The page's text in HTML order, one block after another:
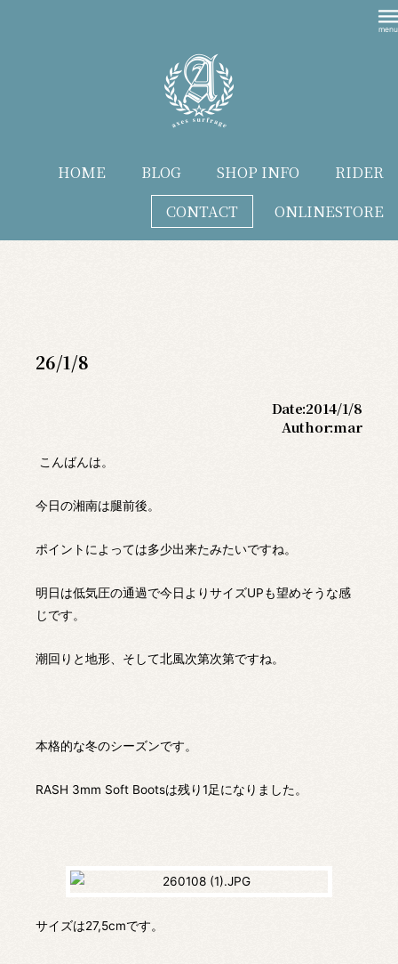
HOME BLOG SHOP INFO
RIDER
CONTACT
ONLINESTORE
26/1/8
Date:2014/1/8
Author:mar
こんばんは。
今日の湘南は腿前後。
ポイントによっては多少出来たみたいですね。
明日は低気圧の通過で今日よりサイズUPも望めそうな感
じです。
潮回りと地形、そして北風次第次第ですね。
本格的な冬のシーズンです。
RASH 3mm Soft Bootsは残り1足になりました。
サイズは27,5cmです。